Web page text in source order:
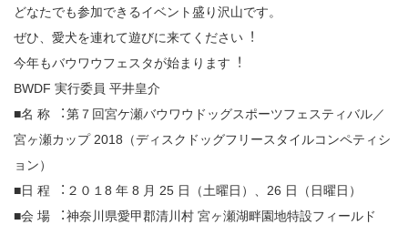
どなたでも参加できるイベント盛り沢山です。
ぜひ、愛犬を連れて遊びに来てください︕
今年もバウワウフェスタが始まります︕
BWDF 実⾏委員 平井皇介
■名 称 ︓第７回宮ケ瀬バウワウドッグスポーツフェスティバル／
宮ヶ瀬カップ 2018（ディスクドッグフリースタイルコンペティシ
ョン）
■⽇ 程 ︓２０１8 年 8 月 25 ⽇（土曜⽇）、26 ⽇（⽇曜⽇）
■会 場 ︓神奈川県愛甲郡清川村 宮ヶ瀬湖畔園地特設フィールド